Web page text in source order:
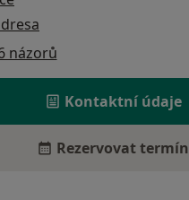
názorů
Kontaktní údaje
Rezervovat termín